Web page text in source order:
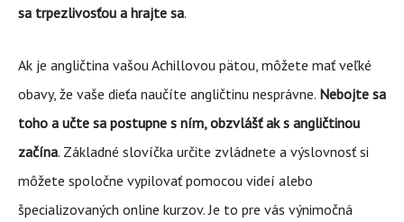
sa trpezlivosťou a hrajte sa.
Ak je angličtina vašou Achillovou pätou, môžete mať veľké
obavy, že vaše dieťa naučíte angličtinu nesprávne. Nebojte sa
toho a učte sa postupne s ním, obzvlášť ak s angličtinou
začína. Základné slovíčka určite zvládnete a výslovnosť si
môžete spoločne vypilovať pomocou videí alebo
špecializovaných online kurzov. Je to pre vás výnimočná